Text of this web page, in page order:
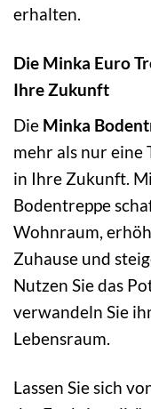
erhalten.
Die Minka Euro
Ihre Zukunft
Die Minka
mehr als nur eine
in Ihre Zukunft.
Bodentreppe
Wohnraum,
Zuhause und
Nutzen Sie das
verwandeln Sie
Lebensraum.
Lassen Sie sich